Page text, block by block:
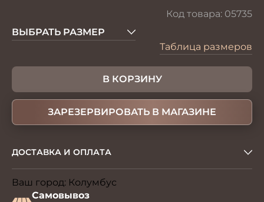
Код товара: 05735
ВЫБРАТЬ РАЗМЕР
Таблица размеров
В КОРЗИНУ
ЗАРЕЗЕРВИРОВАТЬ В МАГАЗИНЕ
ДОСТАВКА И ОПЛАТА
Ваш город: Колумбус
Самовывоз